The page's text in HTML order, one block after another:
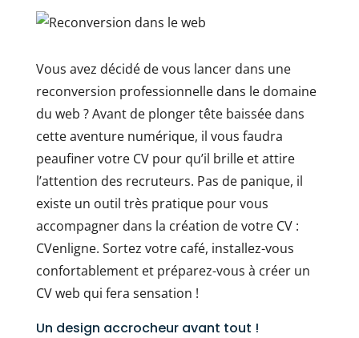
Vous avez décidé de vous lancer dans une
reconversion professionnelle dans le domaine
du web ? Avant de plonger tête baissée dans
cette aventure numérique, il vous faudra
peaufiner votre CV pour qu’il brille et attire
l’attention des recruteurs. Pas de panique, il
existe un outil très pratique pour vous
accompagner dans la création de votre CV :
CVenligne. Sortez votre café, installez-vous
confortablement et préparez-vous à créer un
CV web qui fera sensation !
Un design accrocheur avant tout !